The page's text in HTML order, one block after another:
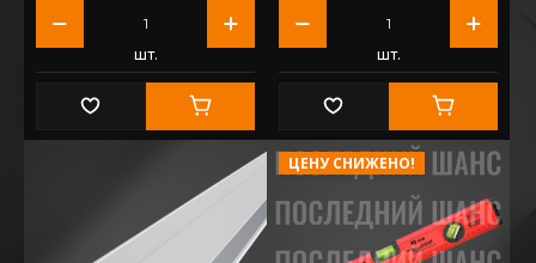
шт. шт.
ЦЕНУ СНИЖЕНО!